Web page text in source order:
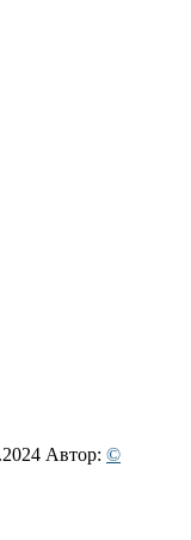
Автор: ©